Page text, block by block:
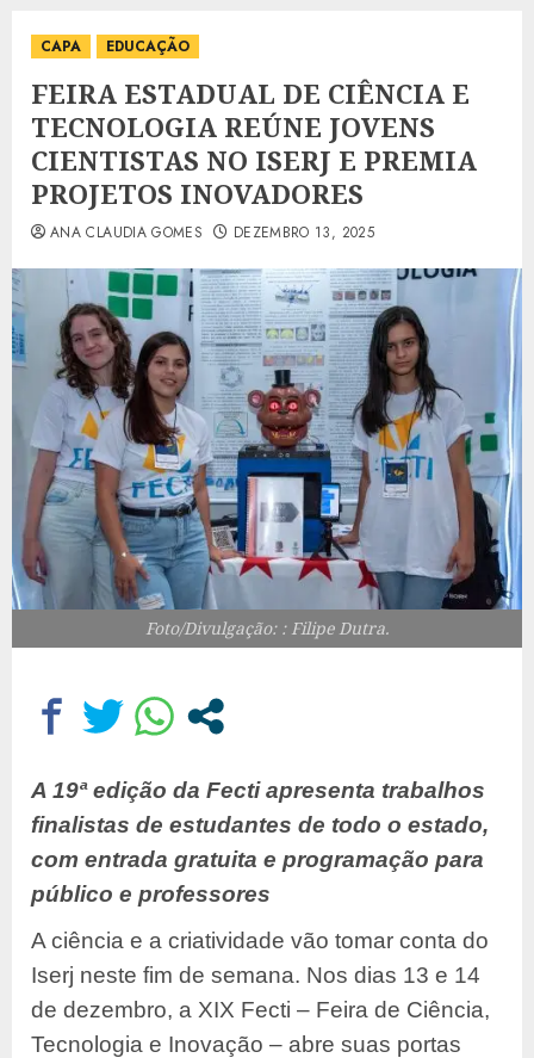
CAPA EDUCAÇÃO
FEIRA ESTADUAL DE CIÊNCIA E
TECNOLOGIA REÚNE JOVENS
CIENTISTAS NO ISERJ E PREMIA
PROJETOS INOVADORES
ANA CLAUDIA GOMES DEZEMBRO 13, 2025
Foto/Divulgação: : Filipe Dutra.
A 19ª edição da Fecti apresenta trabalhos
finalistas de estudantes de todo o estado,
com entrada gratuita e programação para
público e professores
A ciência e a criatividade vão tomar conta do
Iserj neste fim de semana. Nos dias 13 e 14
de dezembro, a XIX Fecti – Feira de Ciência,
Tecnologia e Inovação – abre suas portas